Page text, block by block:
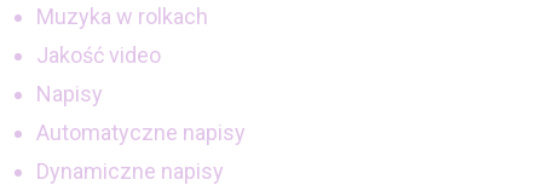
Muzyka w rolkach
Jakość video
Napisy
Automatyczne napisy
Dynamiczne napisy